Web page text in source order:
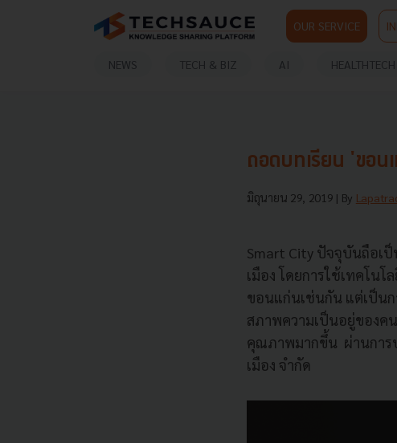
OUR SERVICE
NEWS TECH & BIZ AI HEALTHTECH
ถอดบทเรียน 'ขอน
มิถุนายน 29, 2019 | By
Smart City ปัจจุบันถือเ
เมือง โดยการใช้เทคโน
ขอนแก่นเช่นกัน แต่เป็น
สภาพความเป็นอยู่ของค
คุณภาพมากขึ้น ผ่านกา
เมือง จำกัด